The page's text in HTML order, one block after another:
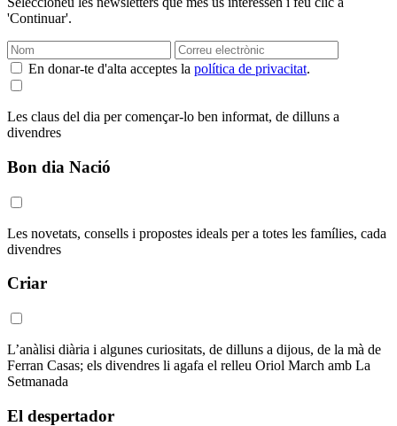
'Continuar'.
En donar-te d'alta acceptes la política de privacitat.
Les claus del dia per començar-lo ben informat, de dilluns a
divendres
Bon dia Nació
Les novetats, consells i propostes ideals per a totes les famílies, cada
divendres
Criar
L’anàlisi diària i algunes curiositats, de dilluns a dijous, de la mà de
Ferran Casas; els divendres li agafa el relleu Oriol March amb La
Setmanada
El despertador